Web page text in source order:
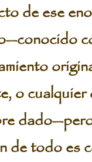
de ese
o
de todo es